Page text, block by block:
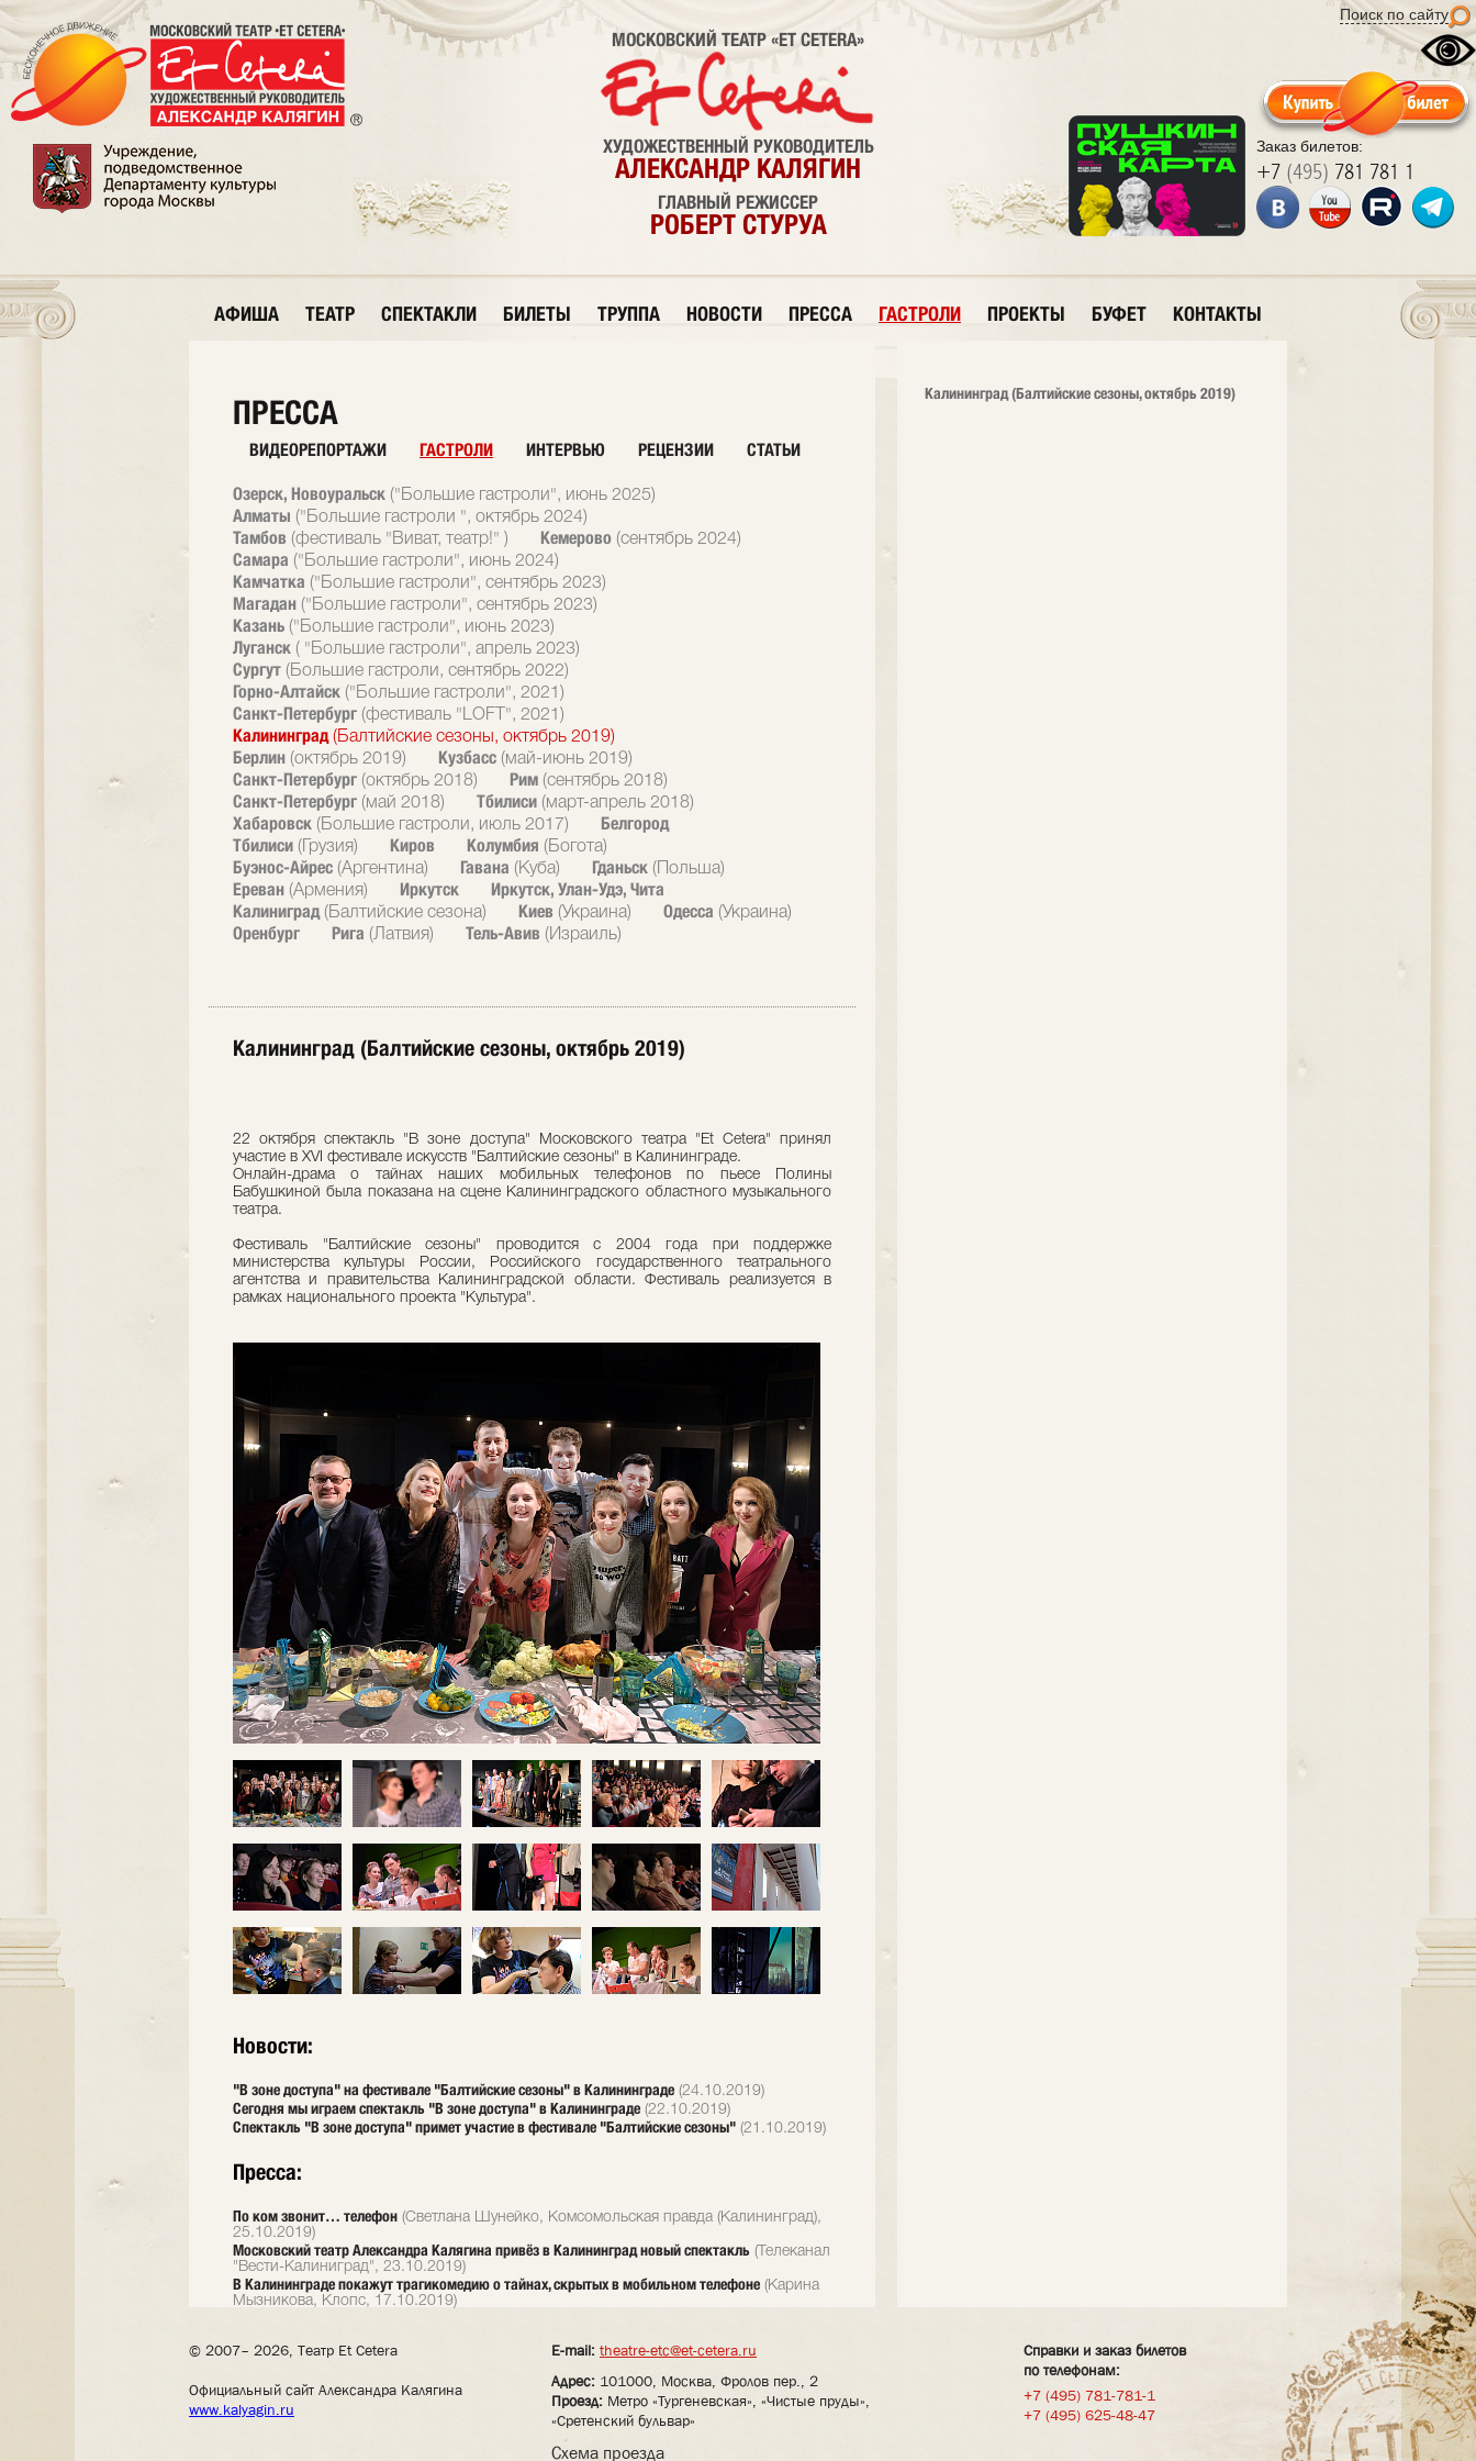
Поиск по сайту
Заказ билетов:
+7 (495) 781 781 1
МОСКОВСКИЙ ТЕАТР «ET CETERA»
ХУДОЖЕСТВЕННЫЙ РУКОВОДИТЕЛЬ
АЛЕКСАНДР КАЛЯГИН
ГЛАВНЫЙ РЕЖИССЕР
РОБЕРТ СТУРУА
АФИША ТЕАТР СПЕКТАКЛИ БИЛЕТЫ ТРУППА НОВОСТИ ПРЕССА ГАСТРОЛИ ПРОЕКТЫ БУФЕТ КОНТАКТЫ
Калининград (Балтийские сезоны, октябрь 2019)
ПРЕССА
ВИДЕОРЕПОРТАЖИ ГАСТРОЛИ ИНТЕРВЬЮ РЕЦЕНЗИИ СТАТЬИ
Озерск, Новоуральск ("Большие гастроли", июнь 2025)
Алматы ("Большие гастроли ", октябрь 2024)
Тамбов (фестиваль "Виват, театр!" ) Кемерово (сентябрь 2024)
Самара ("Большие гастроли", июнь 2024)
Камчатка ("Большие гастроли", сентябрь 2023)
Магадан ("Большие гастроли", сентябрь 2023)
Казань ("Большие гастроли", июнь 2023)
Луганск ( "Большие гастроли", апрель 2023)
Сургут (Большие гастроли, сентябрь 2022)
Горно-Алтайск ("Большие гастроли", 2021)
Санкт-Петербург (фестиваль "LOFT", 2021)
Калининград (Балтийские сезоны, октябрь 2019)
Берлин (октябрь 2019) Кузбасс (май-июнь 2019)
Санкт-Петербург (октябрь 2018) Рим (сентябрь 2018)
Санкт-Петербург (май 2018) Тбилиси (март-апрель 2018)
Хабаровск (Большие гастроли, июль 2017)
Белгород
Тбилиси (Грузия) Киров Колумбия (Богота)
Буэнос-Айрес (Аргентина) Гавана (Куба) Гданьск (Польша)
Ереван (Армения) Иркутск
Иркутск, Улан-Удэ, Чита
Калиниград (Балтийские сезона) Киев (Украина) Одесса (Украина)
Оренбург Рига (Латвия) Тель-Авив (Израиль)
Калининград (Балтийские сезоны, октябрь 2019)
22 октября спектакль "В зоне доступа" Московского театра "Et Cetera" принял
участие в XVI фестивале искусств "Балтийские сезоны" в Калининграде.
Онлайн-драма о тайнах наших мобильных телефонов по пьесе Полины
Бабушкиной была показана на сцене Калининградского областного музыкального
театра.
Фестиваль "Балтийские сезоны" проводится с 2004 года при поддержке
министерства культуры России, Российского государственного театрального
агентства и правительства Калининградской области. Фестиваль реализуется в
рамках национального проекта "Культура".
Новости:
"В зоне доступа" на фестивале "Балтийские сезоны" в Калининграде (24.10.2019)
Сегодня мы играем спектакль "В зоне доступа" в Калининграде (22.10.2019)
Спектакль "В зоне доступа" примет участие в фестивале "Балтийские сезоны" (21.10.2019)
Пресса:
По ком звонит… телефон (Светлана Шунейко, Комсомольская правда (Калининград),
25.10.2019)
Московский театр Александра Калягина привёз в Калининград новый спектакль (Телеканал
"Вести-Калиниград", 23.10.2019)
В Калининграде покажут трагикомедию о тайнах, скрытых в мобильном телефоне (Карина
Мызникова, Клопс, 17.10.2019)
© 2007– 2026, Театр Et Cetera
Официальный сайт Александра Калягина
www.kalyagin.ru
E-mail: theatre-etc@et-cetera.ru
Адрес: 101000, Москва, Фролов пер., 2
Проезд: Метро «Тургеневская», «Чистые пруды»,
«Сретенский бульвар»
Схема проезда
Справки и заказ билетов
по телефонам:
+7 (495) 781-781-1
+7 (495) 625-48-47